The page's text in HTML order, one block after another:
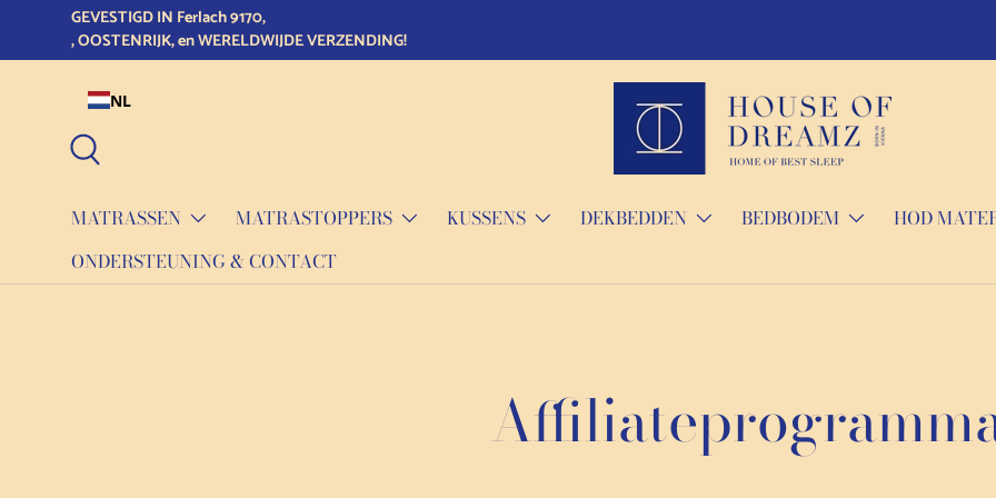
Doorgaan naar de inhoud
GEVESTIGD IN Ferlach 9170,
, OOSTENRIJK, en WERELDWIJDE VERZENDING!
NL
MATRASSEN MATRASTOPPERS KUSSENS DEKBEDDEN BEDBODEM HOD
ONDERSTEUNING & CONTACT